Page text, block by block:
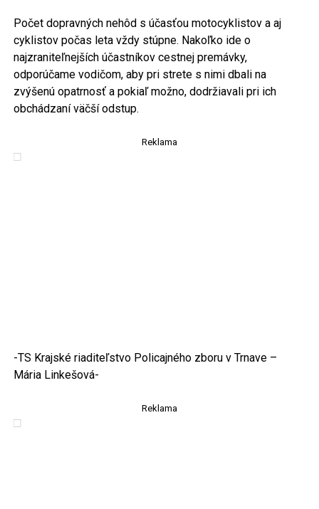
Počet dopravných nehôd s účasťou motocyklistov a aj
cyklistov počas leta vždy stúpne. Nakoľko ide o
najzraniteľnejších účastníkov cestnej premávky,
odporúčame vodičom, aby pri strete s nimi dbali na
zvýšenú opatrnosť a pokiaľ možno, dodržiavali pri ich
obchádzaní väčší odstup.
Reklama
-TS Krajské riaditeľstvo Policajného zboru v Trnave –
Mária Linkešová-
Reklama